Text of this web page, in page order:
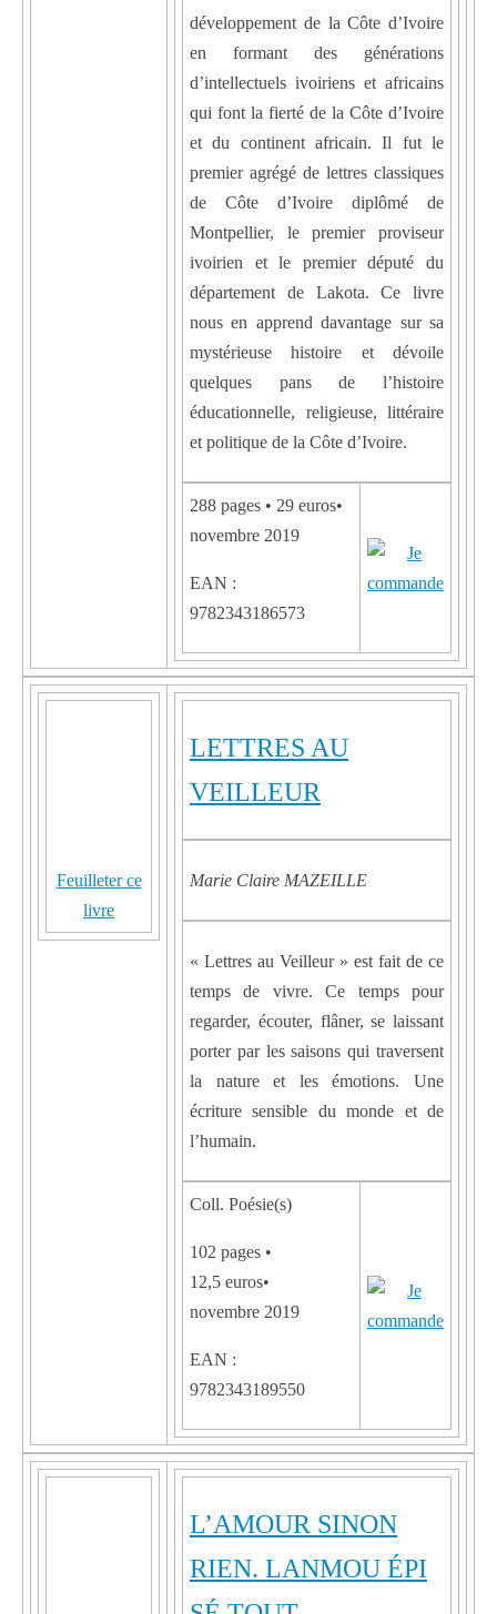
développement de la Côte d’Ivoire
en formant des générations
d’intellectuels ivoiriens et africains
qui font la fierté de la Côte d’Ivoire
et du continent africain. Il fut le
premier agrégé de lettres classiques
de Côte d’Ivoire diplômé de
Montpellier, le premier proviseur
ivoirien et le premier député du
département de Lakota. Ce livre
nous en apprend davantage sur sa
mystérieuse histoire et dévoile
quelques pans de l’histoire
éducationnelle, religieuse, littéraire
et politique de la Côte d’Ivoire.
288 pages • 29 euros•
novembre 2019
EAN :
9782343186573
Feuilleter ce
livre
LETTRES AU
VEILLEUR
Marie Claire MAZEILLE
« Lettres au Veilleur » est fait de ce
temps de vivre. Ce temps pour
regarder, écouter, flâner, se laissant
porter par les saisons qui traversent
la nature et les émotions. Une
écriture sensible du monde et de
l’humain.
Coll. Poésie(s)
102 pages •
12,5 euros•
novembre 2019
EAN :
9782343189550
L’AMOUR SINON
RIEN. LANMOU ÉPI